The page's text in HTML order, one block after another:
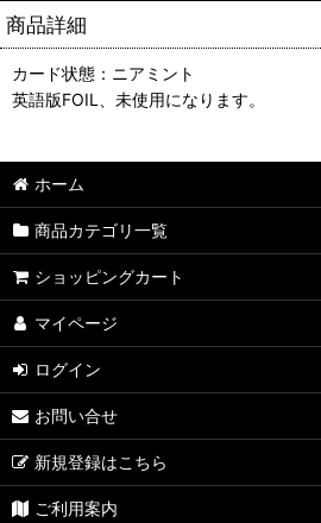
商品詳細
カード状態：ニアミント
英語版FOIL、未使用になります。
ホーム
商品カテゴリ一覧
ショッピングカート
マイページ
ログイン
お問い合せ
新規登録はこちら
ご利用案内